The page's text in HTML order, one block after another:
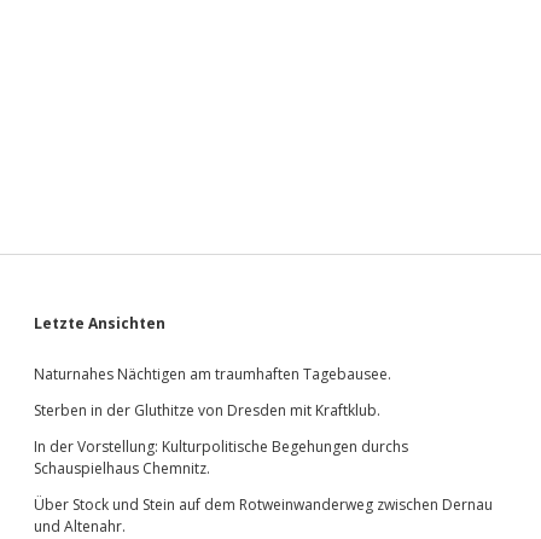
Sidebar
Letzte Ansichten
Naturnahes Nächtigen am traumhaften Tagebausee.
Sterben in der Gluthitze von Dresden mit Kraftklub.
In der Vorstellung: Kulturpolitische Begehungen durchs
Schauspielhaus Chemnitz.
Über Stock und Stein auf dem Rotweinwanderweg zwischen Dernau
und Altenahr.